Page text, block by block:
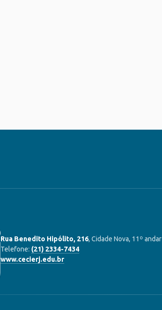
Rua Benedito Hipólito, 216, Cidade Nova, 11º andar
Telefone: (21) 2334-7434
www.cecierj.edu.br